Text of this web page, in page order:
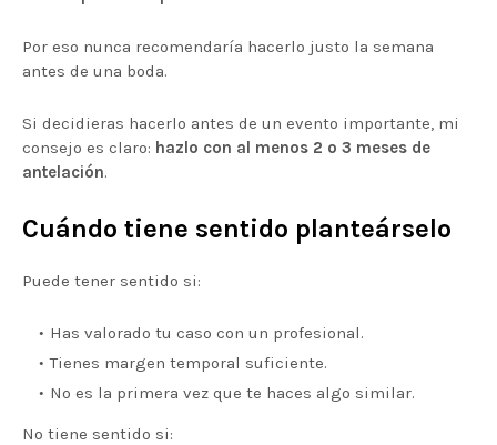
Por eso nunca recomendaría hacerlo justo la semana
antes de una boda.
Si decidieras hacerlo antes de un evento importante, mi
consejo es claro: hazlo con al menos 2 o 3 meses de
antelación.
Cuándo tiene sentido planteárselo
Puede tener sentido si:
Has valorado tu caso con un profesional.
Tienes margen temporal suficiente.
No es la primera vez que te haces algo similar.
No tiene sentido si: